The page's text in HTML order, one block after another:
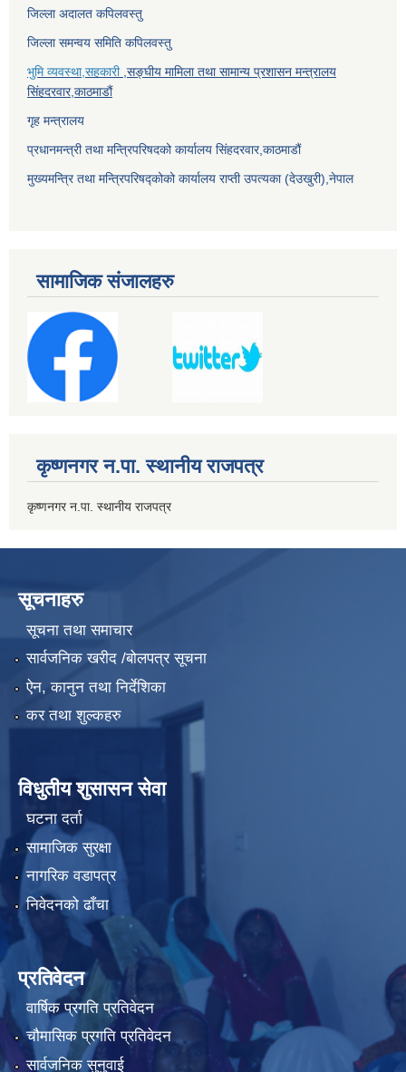
जिल्ला अदालत कपिलवस्तु
जिल्ला समन्वय समिति कपिलवस्तु
भुमि व्यवस्था,सहकारी,सङ्घीय मामिला तथा सामान्य प्रशासन मन्त्रालय
सिंहदरवार,काठमाडौं
गृह मन्त्रालय
प्रधानमन्त्री तथा मन्त्रिपरिषदको कार्यालय सिंहदरवार,काठमाडौं
मुख्यमन्त्रि तथा मन्त्रिपरिषद्कोको कार्यालय राप्ती उपत्यका (देउखुरी),नेपाल
सामाजिक संजालहरु
कृष्णनगर न.पा. स्थानीय राजपत्र
कृष्णनगर न.पा. स्थानीय राजपत्र
सूचनाहरु
सूचना तथा समाचार
सार्वजनिक खरीद /बोलपत्र सूचना
ऐन, कानुन तथा निर्देशिका
कर तथा शुल्कहरु
विधुतीय शुसासन सेवा
घटना दर्ता
सामाजिक सुरक्षा
नागरिक वडापत्र
निवेदनको ढाँचा
प्रतिवेदन
वार्षिक प्रगति प्रतिवेदन
चौमासिक प्रगति प्रतिवेदन
सार्वजनिक सुनुवाई